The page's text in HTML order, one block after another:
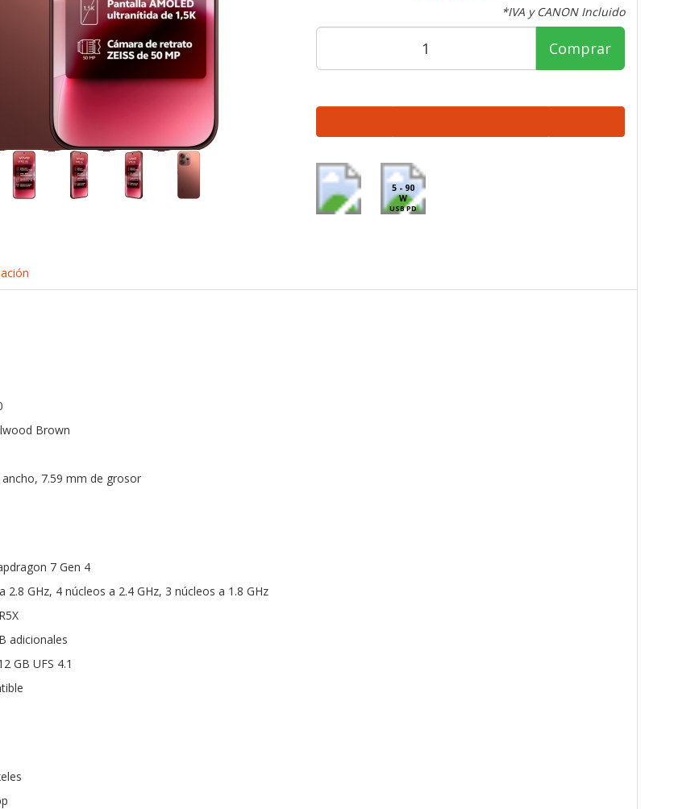
*IVA y CANON Incluido
Comprar
5 - 90
W
USB PD
Brown
7.59 mm de grosor
7 Gen 4
2.8 GHz, 4 núcleos a 2.4 GHz, 3 núcleos a 1.8 GHz
adicionales
GB UFS 4.1